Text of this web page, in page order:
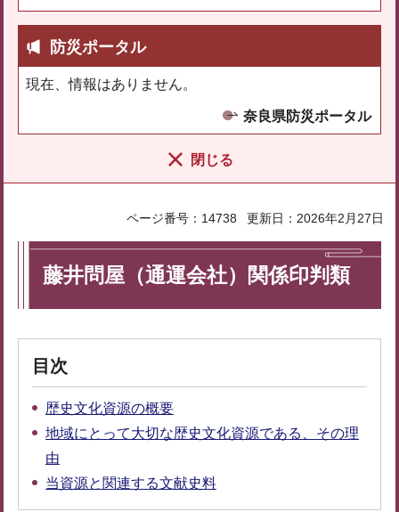
防災ポータル
現在、情報はありません。
奈良県防災ポータル
閉じる
ページ番号：14738 更新日：2026年2月27日
藤井問屋（通運会社）関係印判類
目次
歴史文化資源の概要
地域にとって大切な歴史文化資源である、その理
由
当資源と関連する文献史料